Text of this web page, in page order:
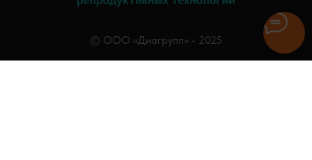
© ООО «Диагрупп» - 2025